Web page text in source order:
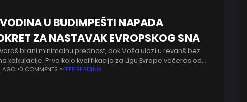
U BUDIMPEŠTI NAPADA
ZA NASTAVAK EVROPSKOG SNA
brani minimalnu prednost, dok Voša ulazi u revanš bez
kalkulacije. Prvo kolo kvalifikacija za Ligu Evrope večeras od
donosi nastavak komšijskog derbija u kojem će
AGO 0 COMMENTS KEEP READING